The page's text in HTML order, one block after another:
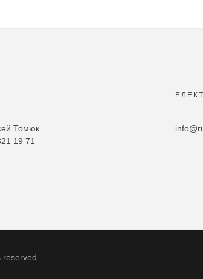
Томюк
19 71